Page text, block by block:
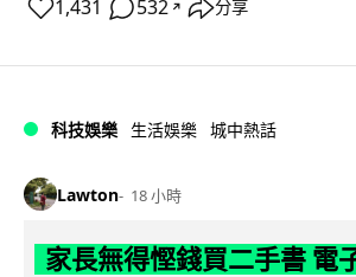
1,431 532 ↗ 分享
科技娛樂 生活娛樂 城中熱話
Lawton 18 小時
家長無得慳錢買二手書 電